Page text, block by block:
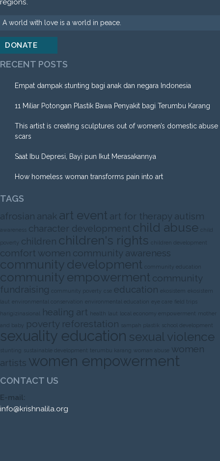
regions.
A world with love is a world in peace.
DONATE
RECENT POSTS
Empat dampak stunting bagi anak dan negara Indonesia
11 Miliar Potongan Plastik Bawa Penyakit bagi Terumbu Karang
This artist is creating sculptures out of women’s domestic abuse
scars
Saat Ibu Depresi, Bayi pun Ikut Merasakannya
How homeless woman transforms pain into art
TAGS
afrosian anak art event art for therapy autism
awareness character development child abuse child
poverty children children's rights children development
comfort women community awareness
community development community education
community empowerment community
fundraising community poverty cse education ekosistem ekosistem
laut environmental conservation environmental education eye care field trips
harigizinasional healing art health laut local economy empowerment mother
and baby
poverty reforestation sampah plastik school development
sexuality education sexual violence
stunting sustainable development terumbu karang woman abuse women
artists women empowerment
CONTACT US
E-mail:
info@krishnalila.org